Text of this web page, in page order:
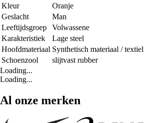
Kleur
Oranje
Geslacht
Man
Leeftijdsgroep
Volwassene
Karakteristiek
Lage steel
Hoofdmateriaal Synthetisch materiaal / textiel
Schoenzool
slijtvast rubber
Loading...
Loading...
Al onze merken